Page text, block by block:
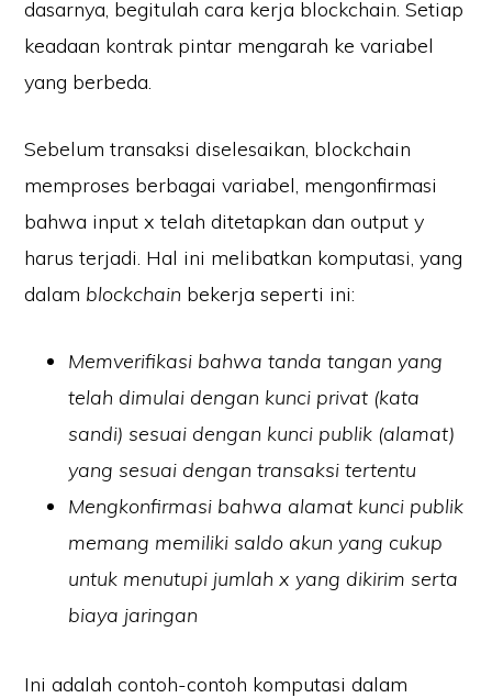
dasarnya, begitulah cara kerja blockchain. Setiap
keadaan kontrak pintar mengarah ke variabel
yang berbeda.
Sebelum transaksi diselesaikan, blockchain
memproses berbagai variabel, mengonfirmasi
bahwa input x telah ditetapkan dan output y
harus terjadi. Hal ini melibatkan komputasi, yang
dalam blockchain bekerja seperti ini:
Memverifikasi bahwa tanda tangan yang
telah dimulai dengan kunci privat (kata
sandi) sesuai dengan kunci publik (alamat)
yang sesuai dengan transaksi tertentu
Mengkonfirmasi bahwa alamat kunci publik
memang memiliki saldo akun yang cukup
untuk menutupi jumlah x yang dikirim serta
biaya jaringan
Ini adalah contoh-contoh komputasi dalam